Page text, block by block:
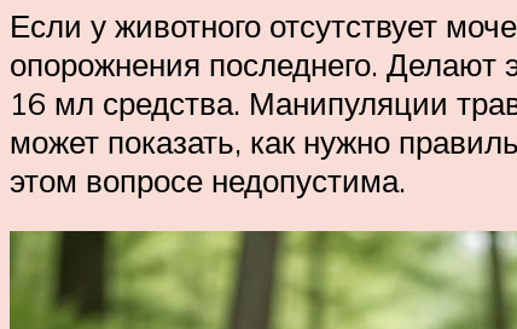
Если у животного отсутствует
опорожнения последнего. Делают
16 мл средства. Манипуляции
может показать, как нужно
этом вопросе недопустима.